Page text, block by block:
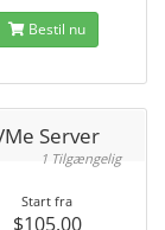
Bestil nu
Server
1 Tilgængelig
Start fra
$105.00